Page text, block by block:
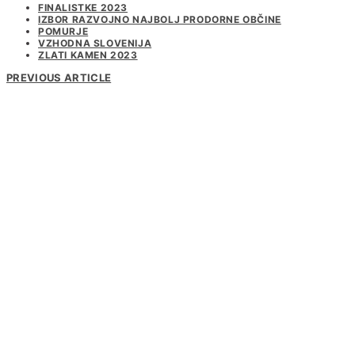
FINALISTKE 2023
IZBOR RAZVOJNO NAJBOLJ PRODORNE OBČINE
POMURJE
VZHODNA SLOVENIJA
ZLATI KAMEN 2023
PREVIOUS ARTICLE